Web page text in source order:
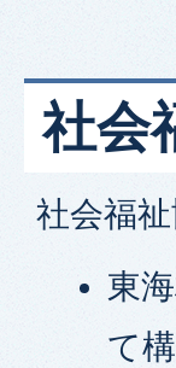
社会
社会福
東
て